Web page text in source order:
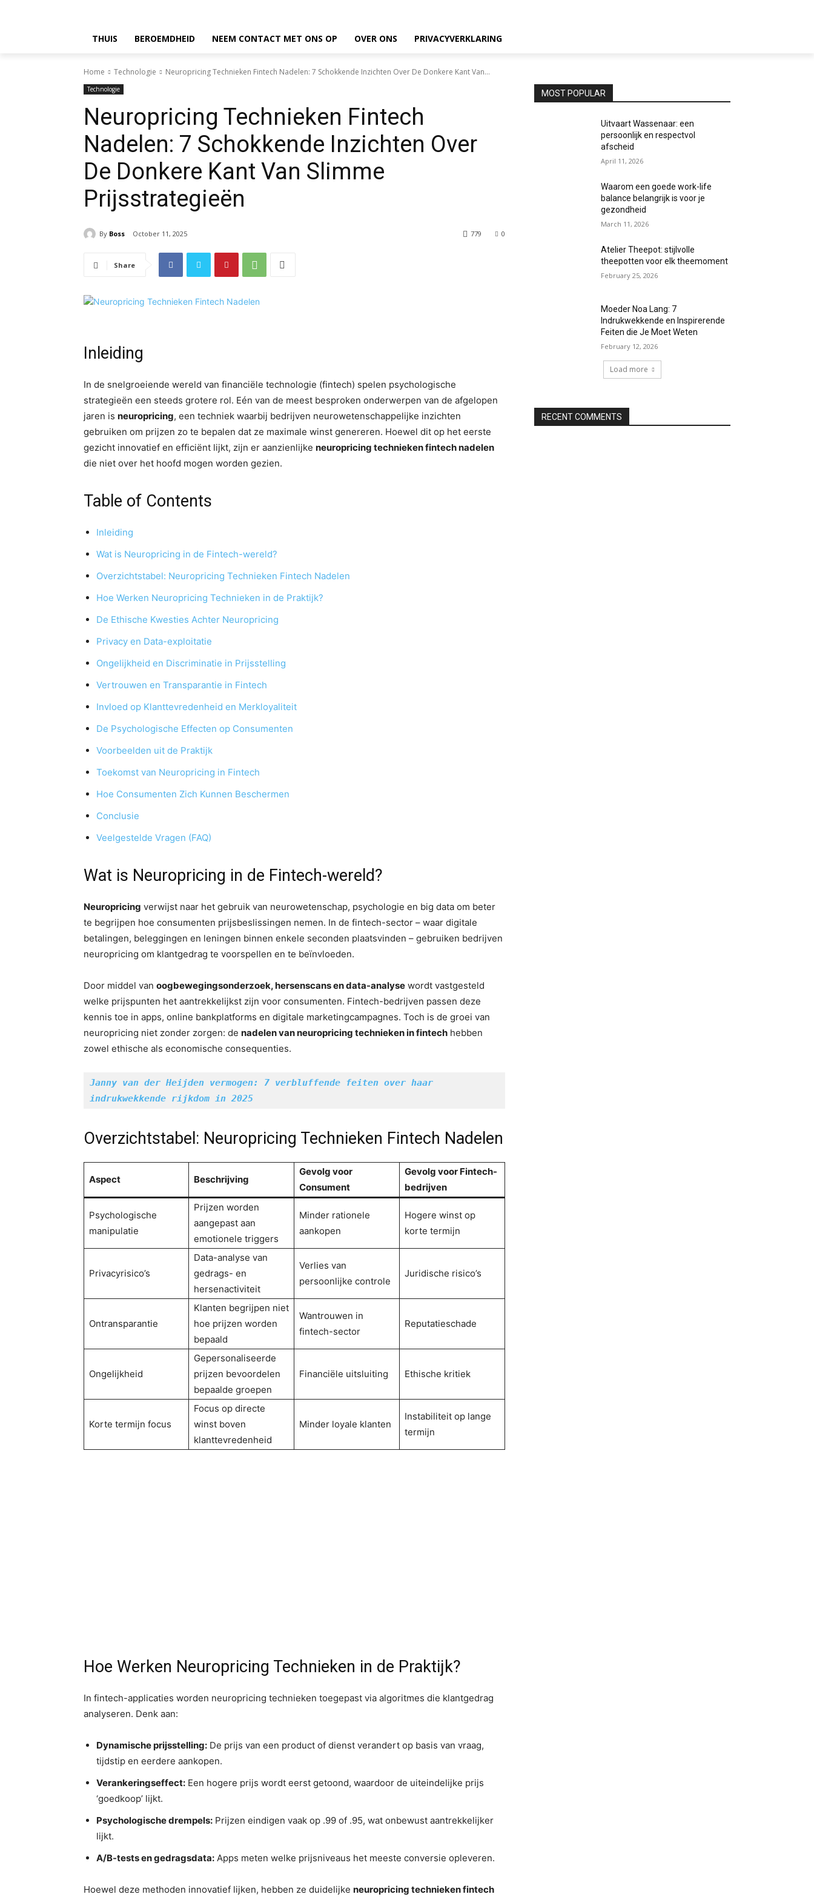
THUIS BEROEMDHEID NEEM CONTACT MET ONS OP OVER ONS PRIVACYVERKLARING
Home Technologie Neuropricing Technieken Fintech Nadelen: 7 Schokkende Inzichten Over De Donkere Kant Van...
Technologie
Neuropricing Technieken Fintech
Nadelen: 7 Schokkende Inzichten Over
De Donkere Kant Van Slimme
Prijsstrategieën
By Boss October 11, 2025 0
779
Share
Inleiding
In de snelgroeiende wereld van financiële technologie (fintech) spelen psychologische
strategieën een steeds grotere rol. Eén van de meest besproken onderwerpen van de afgelopen
jaren is neuropricing, een techniek waarbij bedrijven neurowetenschappelijke inzichten
gebruiken om prijzen zo te bepalen dat ze maximale winst genereren. Hoewel dit op het eerste
gezicht innovatief en efficiënt lijkt, zijn er aanzienlijke neuropricing technieken fintech nadelen
die niet over het hoofd mogen worden gezien.
Table of Contents
Inleiding
Wat is Neuropricing in de Fintech-wereld?
Overzichtstabel: Neuropricing Technieken Fintech Nadelen
Hoe Werken Neuropricing Technieken in de Praktijk?
De Ethische Kwesties Achter Neuropricing
Privacy en Data-exploitatie
Ongelijkheid en Discriminatie in Prijsstelling
Vertrouwen en Transparantie in Fintech
Invloed op Klanttevredenheid en Merkloyaliteit
De Psychologische Effecten op Consumenten
Voorbeelden uit de Praktijk
Toekomst van Neuropricing in Fintech
Hoe Consumenten Zich Kunnen Beschermen
Conclusie
Veelgestelde Vragen (FAQ)
Wat is Neuropricing in de Fintech-wereld?
Neuropricing verwijst naar het gebruik van neurowetenschap, psychologie en big data om beter
te begrijpen hoe consumenten prijsbeslissingen nemen. In de fintech-sector – waar digitale
betalingen, beleggingen en leningen binnen enkele seconden plaatsvinden – gebruiken bedrijven
neuropricing om klantgedrag te voorspellen en te beïnvloeden.
Door middel van oogbewegingsonderzoek, hersenscans en data-analyse wordt vastgesteld
welke prijspunten het aantrekkelijkst zijn voor consumenten. Fintech-bedrijven passen deze
kennis toe in apps, online bankplatforms en digitale marketingcampagnes. Toch is de groei van
neuropricing niet zonder zorgen: de nadelen van neuropricing technieken in fintech hebben
zowel ethische als economische consequenties.
Janny van der Heijden vermogen: 7 verbluffende feiten over haar
indrukwekkende rijkdom in 2025
Overzichtstabel: Neuropricing Technieken Fintech Nadelen
Aspect Beschrijving
Gevolg voor
Consument
Gevolg voor Fintech-
bedrijven
Psychologische
manipulatie
Prijzen worden
aangepast aan
emotionele triggers
Minder rationele
aankopen
Hogere winst op
korte termijn
Privacyrisico’s
Data-analyse van
gedrags- en
hersenactiviteit
Verlies van
persoonlijke controle
Juridische risico’s
Ontransparantie
Klanten begrijpen niet
hoe prijzen worden
bepaald
Wantrouwen in
fintech-sector
Reputatieschade
Ongelijkheid
Gepersonaliseerde
prijzen bevoordelen
bepaalde groepen
Financiële uitsluiting Ethische kritiek
Korte termijn focus
Focus op directe
winst boven
klanttevredenheid
Minder loyale klanten
Instabiliteit op lange
termijn
Hoe Werken Neuropricing Technieken in de Praktijk?
In fintech-applicaties worden neuropricing technieken toegepast via algoritmes die klantgedrag
analyseren. Denk aan:
Dynamische prijsstelling: De prijs van een product of dienst verandert op basis van vraag,
tijdstip en eerdere aankopen.
Verankeringseffect: Een hogere prijs wordt eerst getoond, waardoor de uiteindelijke prijs
‘goedkoop’ lijkt.
Psychologische drempels: Prijzen eindigen vaak op .99 of .95, wat onbewust aantrekkelijker
lijkt.
A/B-tests en gedragsdata: Apps meten welke prijsniveaus het meeste conversie opleveren.
Hoewel deze methoden innovatief lijken, hebben ze duidelijke neuropricing technieken fintech
MOST POPULAR
Uitvaart Wassenaar: een
persoonlijk en respectvol
afscheid
April 11, 2026
Waarom een goede work-life
balance belangrijk is voor je
gezondheid
March 11, 2026
Atelier Theepot: stijlvolle
theepotten voor elk theemoment
February 25, 2026
Moeder Noa Lang: 7
Indrukwekkende en Inspirerende
Feiten die Je Moet Weten
February 12, 2026
Load more
RECENT COMMENTS